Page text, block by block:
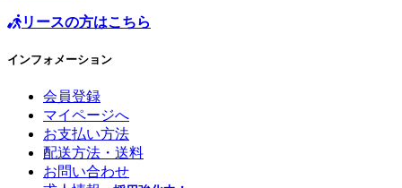
リースの方はこちら
インフォメーション
会員登録
マイページへ
お支払い方法
配送方法・送料
お問い合わせ